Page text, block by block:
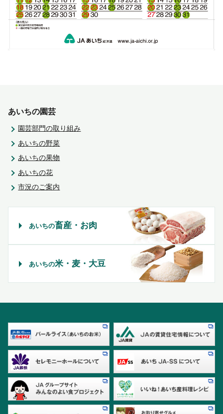
あいちの園芸
園芸部門の取り組み
あいちの野菜
あいちの果物
あいちの花
市況のご案内
あいちの畜産・お肉
あいちの米・麦・大豆